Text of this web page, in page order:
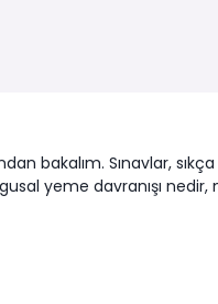
bakalım. Sınavlar,
yeme davranışı nedir,